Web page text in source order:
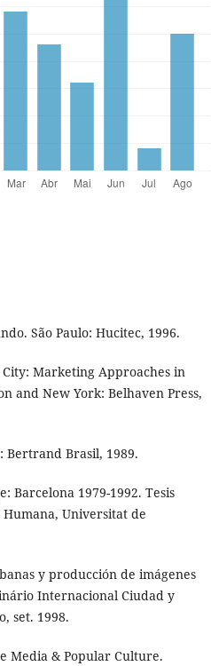
São Paulo: Hucitec, 1996.
City: Marketing Approaches in
and New York: Belhaven Press,
Bertrand Brasil, 1989.
Barcelona 1979-1992. Tesis
Universitat de
y producción de imágenes
Internacional Ciudad y
set. 1998.
Media & Popular Culture.